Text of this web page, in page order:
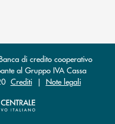
di credito cooperativo
al Gruppo IVA Cassa
Crediti| Note legali